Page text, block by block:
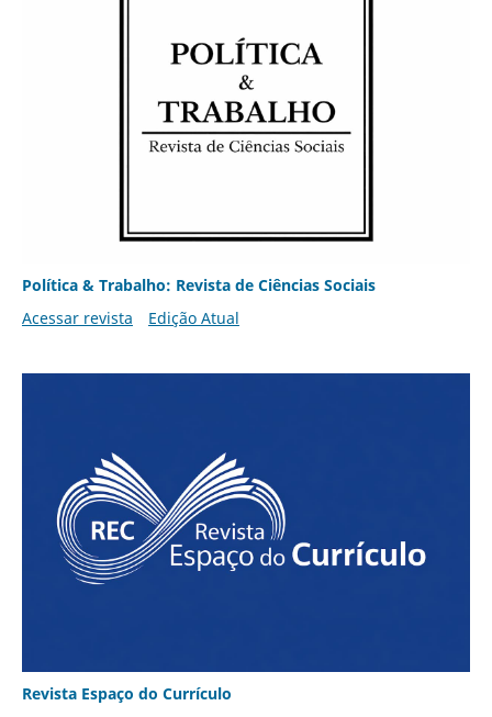
Política & Trabalho: Revista de Ciências Sociais
Acessar revista
Edição Atual
Revista Espaço do Currículo